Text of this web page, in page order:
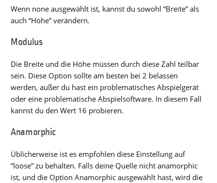
Wenn none ausgewählt ist, kannst du sowohl “Breite” als
auch “Höhe” verändern.
Modulus
Die Breite und die Höhe müssen durch diese Zahl teilbar
sein. Diese Option sollte am besten bei 2 belassen
werden, außer du hast ein problematisches Abspielgerät
oder eine problematische Abspielsoftware. In diesem Fall
kannst du den Wert 16 probieren.
Anamorphic
Üblicherweise ist es empfohlen diese Einstellung auf
“loose” zu behalten. Falls deine Quelle nicht anamorphic
ist, und die Option Anamorphic ausgewählt hast, wird die